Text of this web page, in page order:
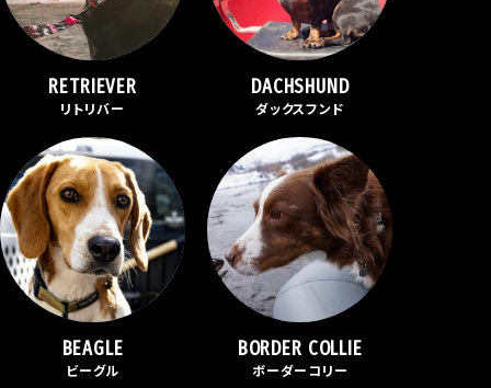
RETRIEVER
リトリバー
DACHSHUND
ダックスフンド
BEAGLE
ビーグル
BORDER COLLIE
ボーダーコリー